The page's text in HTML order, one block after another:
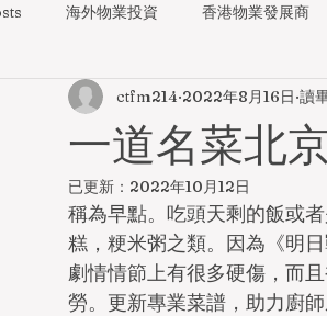
海外物業投資 香港物業發展商
一道名菜北
ctfm214 2022年8月16日 讀
已更新： 2022年10月12日
稱為早點。吃頭天剩的飯或
糕，粳米粥之類。因為《明
劇情情節上有很多硬傷，而
勞。更新專業菜譜，助力廚